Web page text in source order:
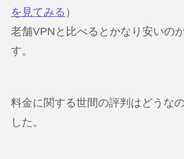
を見てみる ）
老舗VPNと比べるとかなり安いの
す。
料金に関する世間の評判はどうな
した。